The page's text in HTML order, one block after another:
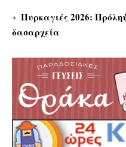
Πυρκαγιές 2026:
δασαρχεία